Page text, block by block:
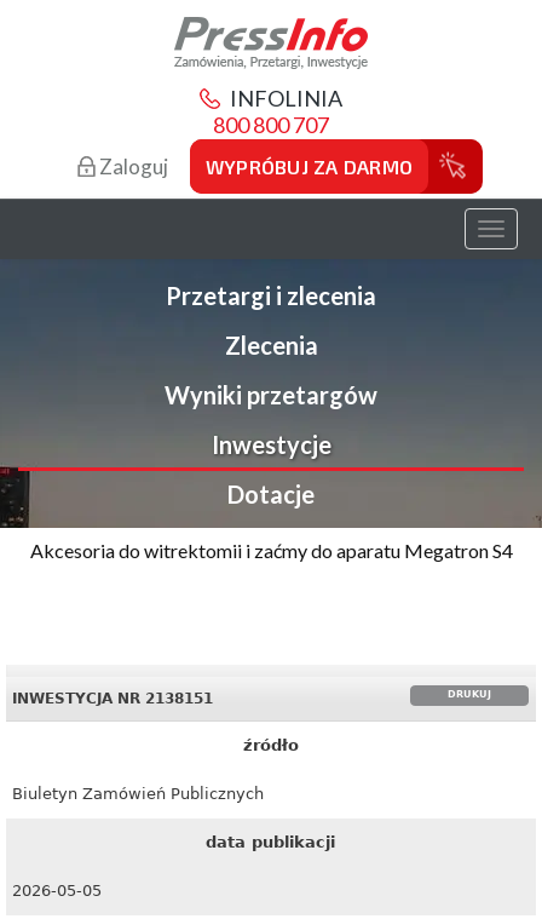
INFOLINIA
800 800 707
Zaloguj WYPRÓBUJ ZA DARMO
Toggle
Przetargi i zlecenia
Zlecenia
Wyniki przetargów
Inwestycje
Dotacje
Akcesoria do witrektomii i zaćmy do aparatu Megatron S4
DRUKUJ
INWESTYCJA NR 2138151
źródło
Biuletyn Zamówień Publicznych
data publikacji
2026-05-05